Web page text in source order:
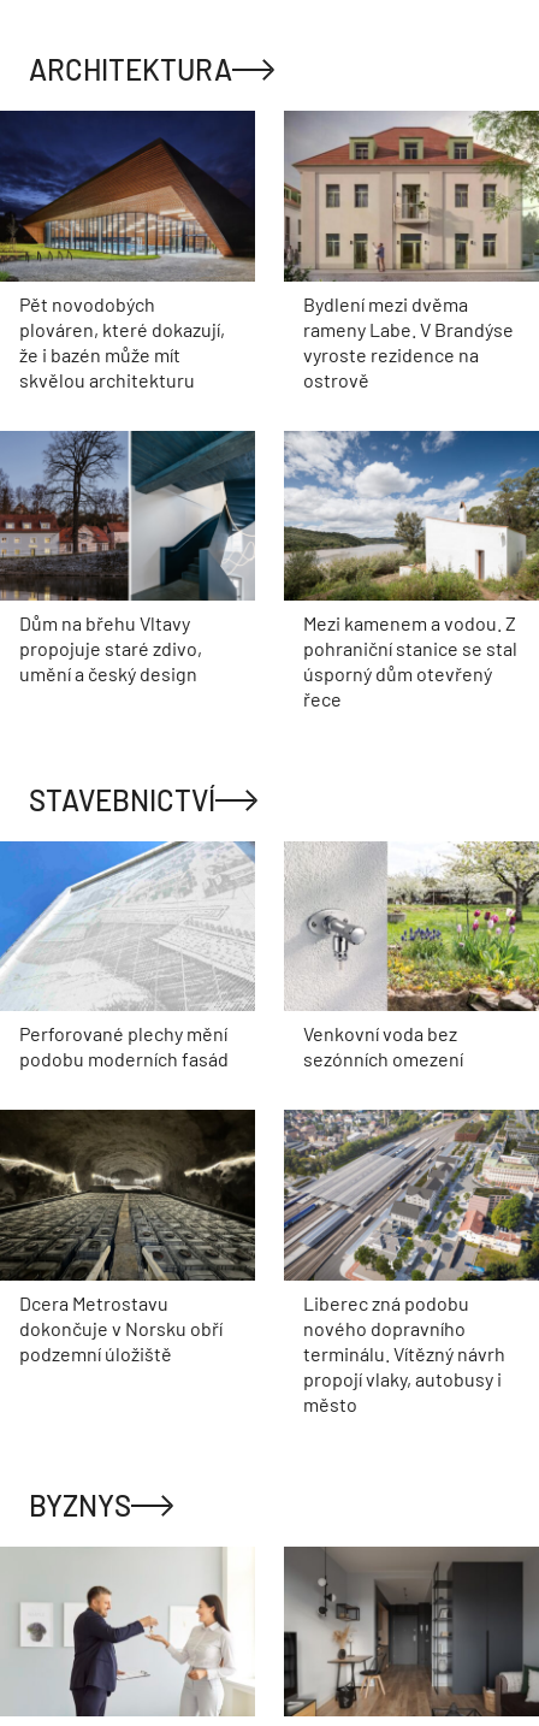
ARCHITEKTURA
Pět novodobých
plováren, které dokazují,
že i bazén může mít
skvělou architekturu
Bydlení mezi dvěma
rameny Labe. V Brandýse
vyroste rezidence na
ostrově
Dům na břehu Vltavy
propojuje staré zdivo,
umění a český design
Mezi kamenem a vodou. Z
pohraniční stanice se stal
úsporný dům otevřený
řece
STAVEBNICTVÍ
Perforované plechy mění
podobu moderních fasád
Venkovní voda bez
sezónních omezení
Dcera Metrostavu
dokončuje v Norsku obří
podzemní úložiště
Liberec zná podobu
nového dopravního
terminálu. Vítězný návrh
propojí vlaky, autobusy i
město
BYZNYS